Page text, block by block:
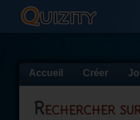
Accueil Créer
Rechercher